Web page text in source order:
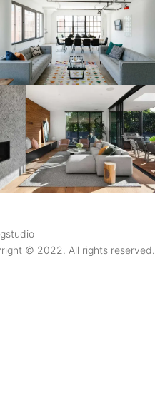
© 2022. All rights reserved.